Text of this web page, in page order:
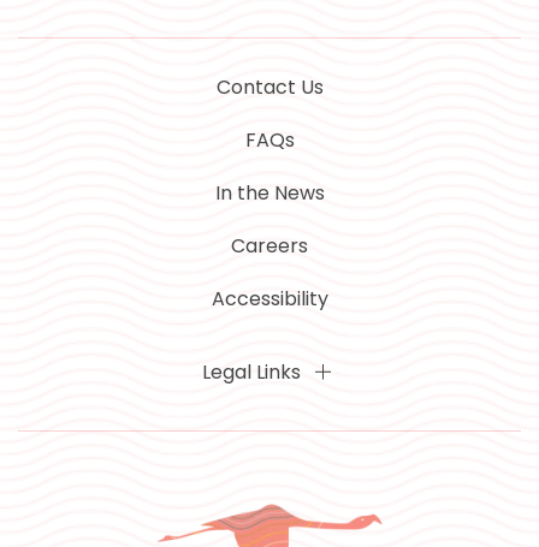
Contact Us
FAQs
In the News
Careers
Accessibility
Legal Links